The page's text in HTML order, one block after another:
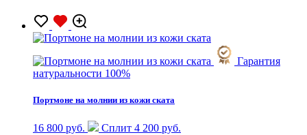
Гарантия
натуральности 100%
Портмоне на молнии из кожи ската
16 800 руб.
Сплит 4 200 руб.